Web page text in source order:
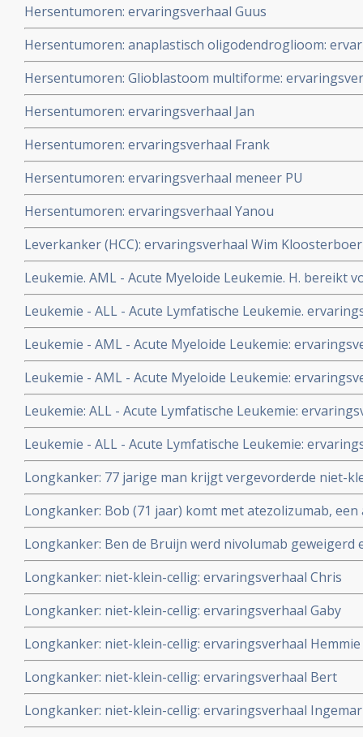
Hersentumoren: ervaringsverhaal Guus
Hersentumoren: anaplastisch oligodendroglioom:
Hersentumoren: Glioblastoom multiforme:
Hersentumoren: ervaringsverhaal Jan
Hersentumoren: ervaringsverhaal Frank
Hersentumoren: ervaringsverhaal meneer PU
Hersentumoren: ervaringsverhaal Yanou
Leverkanker (HCC): ervaringsverhaal Wim Kloosterboer
Leukemie. AML - Acute Myeloide Leukemie. H. bereikt
Myeloide Leukemie na chemokuren met Vidaza en
Metavo.
Leukemie - ALL - Acute Lymfatische Leukemie.
Leukemie - AML - Acute Myeloide Leukemie:
Leukemie - AML - Acute Myeloide Leukemie:
een partner
Leukemie: ALL - Acute Lymfatische Leukemie:
Leukemie - ALL - Acute Lymfatische Leukemie:
Longkanker: 77 jarige man krijgt vergevorderde niet-
controle met GC-Maf + Ultra Sound behandelingen +
vorm van hyperthermie en bereikt duurzame stabiele
Longkanker: Bob (71 jaar) komt met atezolizumab,
remissie van zwaar voorbehandelde uitgezaaide niet
al 4 jaar kankervrij
Longkanker: Ben de Bruijn werd nivolumab geweigerd
2015. Bekijk hier zijn laatste wens
Longkanker: niet-klein-cellig: ervaringsverhaal Chris
Longkanker: niet-klein-cellig: ervaringsverhaal Gaby
Longkanker: niet-klein-cellig: ervaringsverhaal Hemmie
Longkanker: niet-klein-cellig: ervaringsverhaal Bert
Longkanker: niet-klein-cellig: ervaringsverhaal